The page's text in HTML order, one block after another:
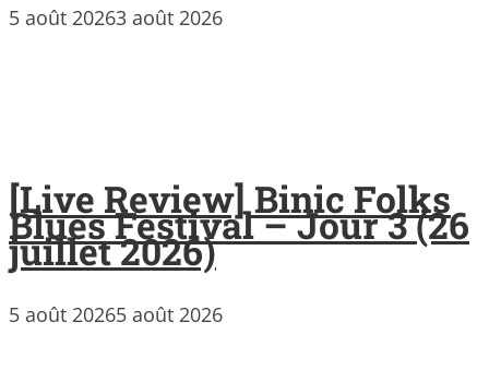
5 août 20263 août 2026
[Live Review] Binic Folks
Blues Festival – Jour 3 (26
juillet 2026)
5 août 20265 août 2026